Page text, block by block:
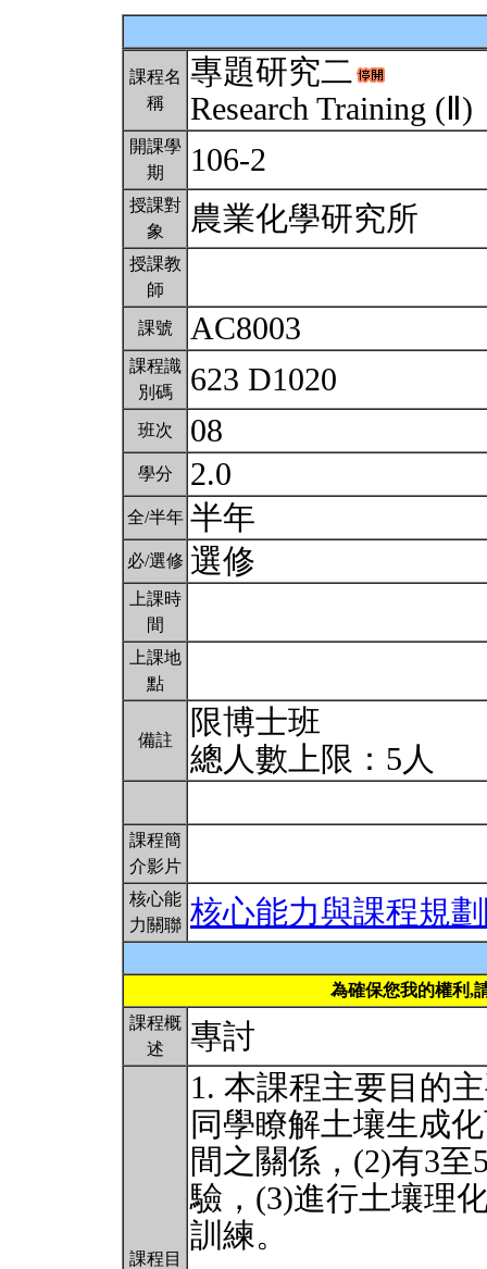
課程名
稱
專題研究二
Research Training (Ⅱ)
開課學
期
106-2
授課對
象
農業化學研究所
授課教
師
課號 AC8003
課程識
別碼
623 D1020
班次 08
學分 2.0
全/半年 半年
必/選修 選修
上課時
間
上課地
點
備註
限博士班
總人數上限：5人
課程簡
介影片
核心能
力關聯 核心能力與課程規
為確保您我的權利,
課程概
述
專討
課程目
1. 本課程主要目的
同學瞭解土壤生成
間之關係，(2)有3
驗，(3)進行土壤理
訓練。